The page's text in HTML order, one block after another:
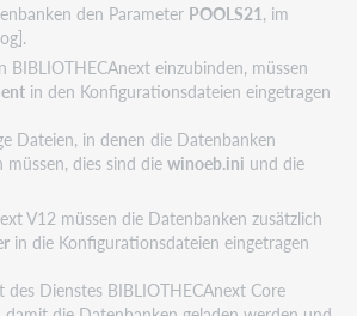
den Parameter POOLS21, im
BIBLIOTHECAnext einzubinden, müssen
in den Konfigurationsdateien eingetragen
Dateien, in denen die Datenbanken
dies sind die winoeb.ini und die
V12 müssen die Datenbanken zusätzlich
in die Konfigurationsdateien eingetragen
des Dienstes BIBLIOTHECAnext Core